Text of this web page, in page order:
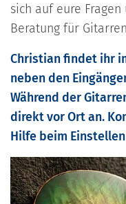
sich auf eure
Beratung für
Christian findet ihr
neben den
Während der
direkt vor Ort an.
Hilfe beim